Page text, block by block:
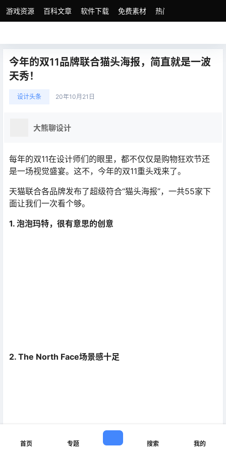
游戏资源 百科文章 软件下载 免费素材 热门素材分类
今年的双11品牌联合猫头海报，简直就是一波
天秀！
设计头条 20年10月21日
大熊聊设计
每年的双11在设计师们的眼里，都不仅仅是购物狂欢节还
是一场视觉盛宴。这不，今年的双11重头戏来了。
天猫联合各品牌发布了超级符合“猫头海报”，一共55家下
面让我们一次看个够。
1. 泡泡玛特，很有意思的创意
2. The North Face场景感十足
首页 专题 搜索 我的